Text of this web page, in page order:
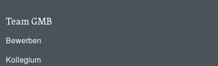
Team GMB
Bewerben
Kollegium